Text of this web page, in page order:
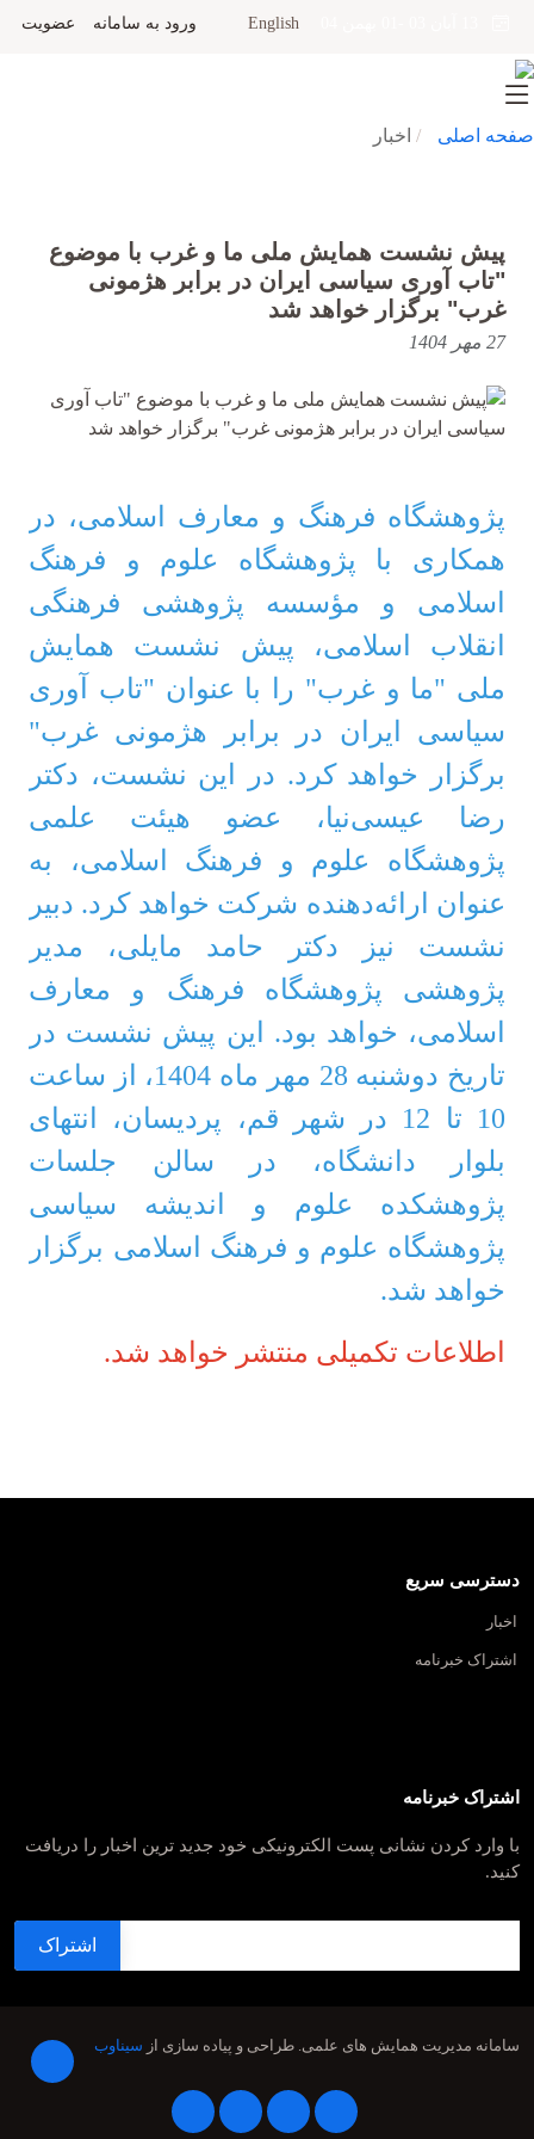
English ورود به سامانه عضویت
صفحه اصلی اخبار
پیش نشست همایش ملی ما و غرب با موضوع
"تاب آوری سیاسی ایران در برابر هژمونی
غرب" برگزار خواهد شد
27 مهر 1404
پژوهشگاه فرهنگ و معارف اسلامی، در
همکاری با پژوهشگاه علوم و فرهنگ
اسلامی و مؤسسه پژوهشی فرهنگی
انقلاب اسلامی، پیش نشست همایش
ملی "ما و غرب" را با عنوان "تاب آوری
سیاسی ایران در برابر هژمونی غرب"
برگزار خواهد کرد. در این نشست، دکتر
رضا عیسی‌نیا، عضو هیئت علمی
پژوهشگاه علوم و فرهنگ اسلامی، به
عنوان ارائه‌دهنده شرکت خواهد کرد. دبیر
نشست نیز دکتر حامد مایلی، مدیر
پژوهشی پژوهشگاه فرهنگ و معارف
اسلامی، خواهد بود. این پیش نشست در
تاریخ دوشنبه 28 مهر ماه 1404، از ساعت
10 تا 12 در شهر قم، پردیسان، انتهای
بلوار دانشگاه، در سالن جلسات
پژوهشکده علوم و اندیشه سیاسی
پژوهشگاه علوم و فرهنگ اسلامی برگزار
خواهد شد.
اطلاعات تکمیلی منتشر خواهد شد.
دسترسی سریع
اخبار
اشتراک خبرنامه
اشتراک خبرنامه
با وارد کردن نشانی پست الکترونیکی خود جدید ترین اخبار را دریافت
کنید.
سامانه مدیریت همایش های علمی. طراحی و پیاده سازی از سیناوب